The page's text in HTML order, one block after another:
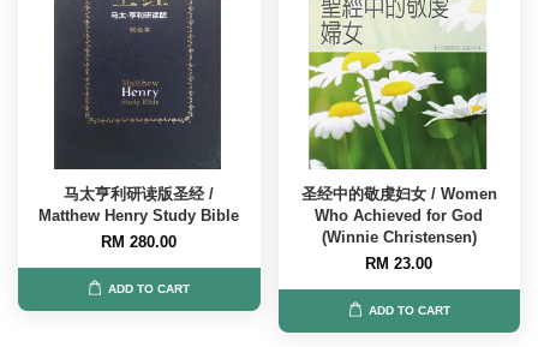
马太亨利研读版圣经 /
Matthew Henry Study Bible
RM 280.00
ADD TO CART
圣经中的敬虔妇女 / Women
Who Achieved for God
(Winnie Christensen)
RM 23.00
ADD TO CART